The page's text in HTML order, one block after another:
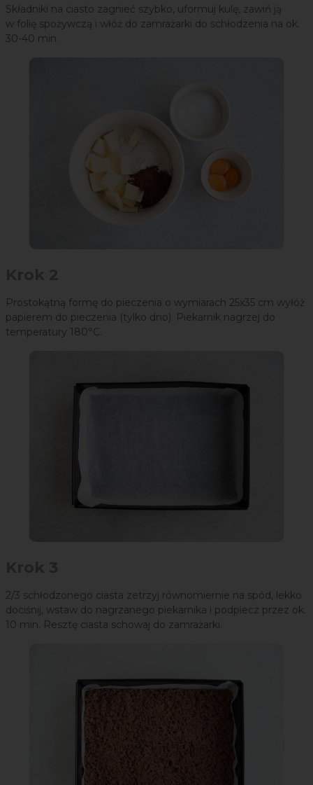
Składniki na ciasto zagnieć szybko, uformuj kulę, zawiń ją
w folię spożywczą i włóż do zamrażarki do schłodzenia na ok.
30-40 min.
Prostokątną formę do pieczenia o wymiarach 25x35 cm wyłóż
papierem do pieczenia (tylko dno). Piekarnik nagrzej do
temperatury 180°C.
2/3 schłodzonego ciasta zetrzyj równomiernie na spód, lekko
dociśnij, wstaw do nagrzanego piekarnika i podpiecz przez ok.
10 min. Resztę ciasta schowaj do zamrażarki.